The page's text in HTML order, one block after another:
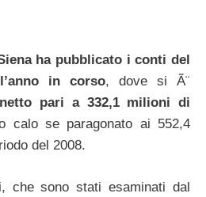
ha pubblicato i conti del
in corso, dove si Ã¨
pari a 332,1 milioni di
calo se paragonato ai 552,4
del 2008.
che sono stati esaminati dal